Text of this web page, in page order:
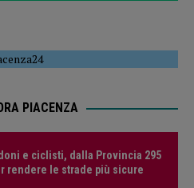
PIACENZA
e ciclisti, dalla Provincia 295
rendere le strade più sicure